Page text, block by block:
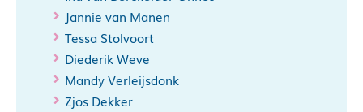
Jannie van Manen
Tessa Stolvoort
Diederik Weve
Mandy Verleijsdonk
Zjos Dekker